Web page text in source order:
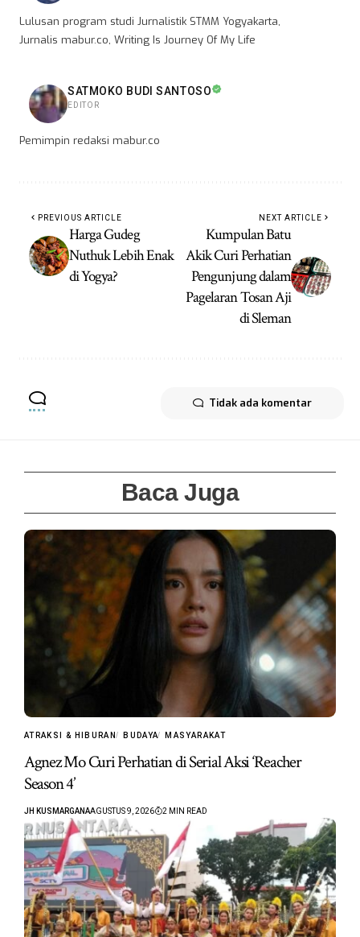
Lulusan program studi Jurnalistik STMM Yogyakarta,
Jurnalis mabur.co, Writing Is Journey Of My Life
SATMOKO BUDI SANTOSO
EDITOR
Pemimpin redaksi mabur.co
PREVIOUS ARTICLE
Harga Gudeg
Nuthuk Lebih Enak
di Yogya?
NEXT ARTICLE
Kumpulan Batu
Akik Curi Perhatian
Pengunjung dalam
Pagelaran Tosan Aji
di Sleman
Tidak ada komentar
Baca Juga
ATRAKSI & HIBURAN BUDAYA MASYARAKAT
Agnez Mo Curi Perhatian di Serial Aksi ‘Reacher
Season 4’
JH KUSMARGANAAGUSTUS 9, 2026 2 MIN READ